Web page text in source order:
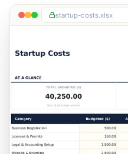
startup-costs.xlsx